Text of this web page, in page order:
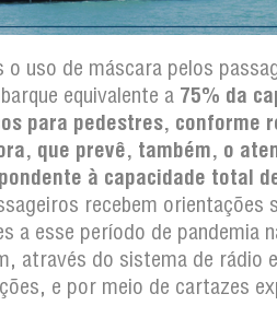
uso de máscara pelos
equivalente a 75% da
para pedestres, conforme
que prevê, também, o
à capacidade total
recebem orientações
a esse período de pandemia
através do sistema de rádio
e por meio de cartazes